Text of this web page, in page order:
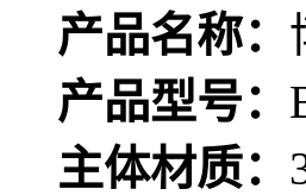
产品名称：
产品型号：
主体材质：